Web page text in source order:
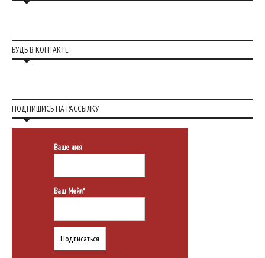
БУДЬ В КОНТАКТЕ
ПОДПИШИСЬ НА РАССЫЛКУ
Ваше имя
Ваш Мейл*